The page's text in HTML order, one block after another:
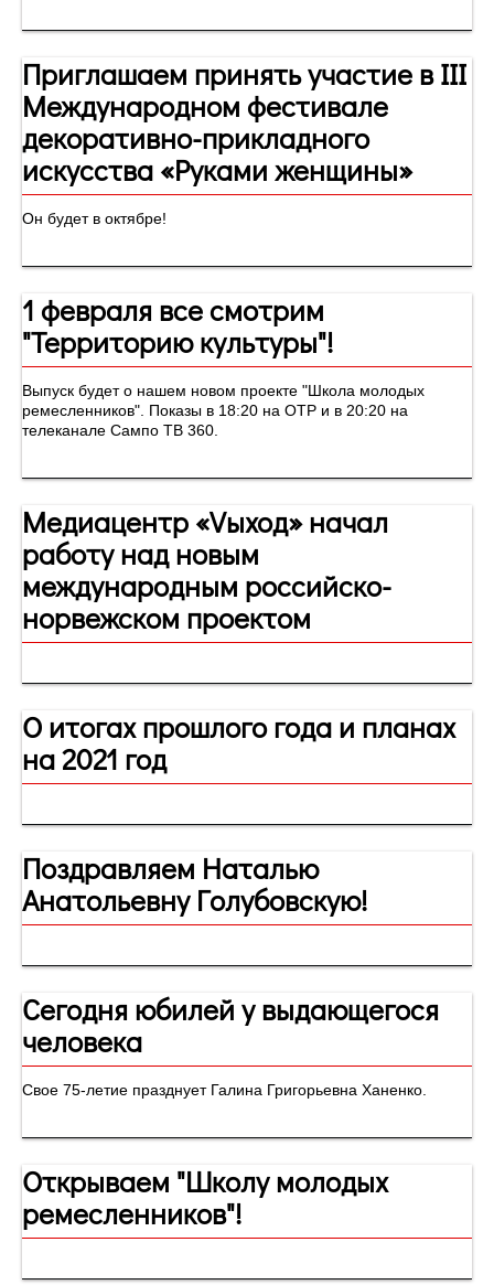
Приглашаем принять участие в III
Международном фестивале
декоративно-прикладного
искусства «Руками женщины»
Он будет в октябре!
1 февраля все смотрим
"Территорию культуры"!
Выпуск будет о нашем новом проекте "Школа молодых
ремесленников". Показы в 18:20 на ОТР и в 20:20 на
телеканале Сампо ТВ 360.
Медиацентр «Vыход» начал
работу над новым
международным российско-
норвежском проектом
О итогах прошлого года и планах
на 2021 год
Поздравляем Наталью
Анатольевну Голубовскую!
Сегодня юбилей у выдающегося
человека
Свое 75-летие празднует Галина Григорьевна Ханенко.
Открываем "Школу молодых
ремесленников"!